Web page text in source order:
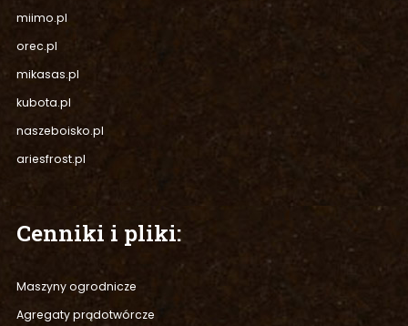
miimo.pl
orec.pl
mikasas.pl
kubota.pl
naszeboisko.pl
ariesfrost.pl
Cenniki i pliki:
Maszyny ogrodnicze
Agregaty prądotwórcze